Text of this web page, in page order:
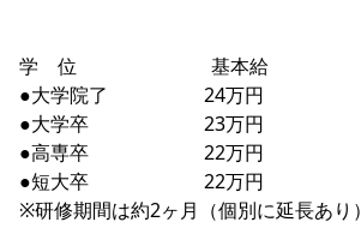
学 位 基本給
●大学院了 24万円
●大学卒 23万円
●高専卒 22万円
●短大卒 22万円
※研修期間は約2ヶ月（個別に延長あり）